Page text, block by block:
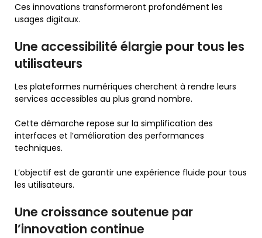
Ces innovations transformeront profondément les
usages digitaux.
Une accessibilité élargie pour tous les
utilisateurs
Les plateformes numériques cherchent à rendre leurs
services accessibles au plus grand nombre.
Cette démarche repose sur la simplification des
interfaces et l’amélioration des performances
techniques.
L’objectif est de garantir une expérience fluide pour tous
les utilisateurs.
Une croissance soutenue par
l’innovation continue